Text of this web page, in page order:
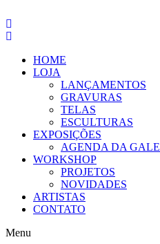
para
o
HOME
LOJA
LANÇAMENTOS
GRAVURAS
TELAS
ESCULTURAS
EXPOSIÇÕES
AGENDA DA
WORKSHOP
PROJETOS
NOVIDADES
ARTISTAS
CONTATO
Menu